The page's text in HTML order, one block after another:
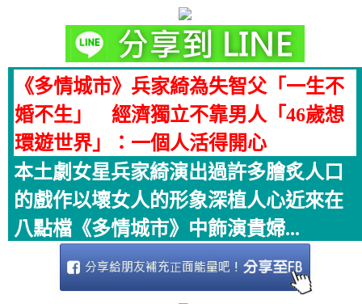
《多情城市》兵家綺為失智父「一生不
婚不生」 經濟獨立不靠男人「46歲想
環遊世界」：一個人活得開心
本土劇女星兵家綺演出過許多膾炙人口
的戲作以壞女人的形象深植人心近來在
八點檔《多情城市》中飾演貴婦...